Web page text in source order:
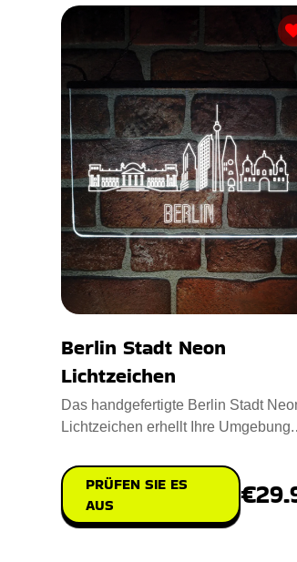
Berlin Stadt Neon
Lichtzeichen
Das handgefertigte Berlin Stadt
Lichtzeichen erhellt Ihre Umgebung.
PRÜFEN SIE ES
AUS